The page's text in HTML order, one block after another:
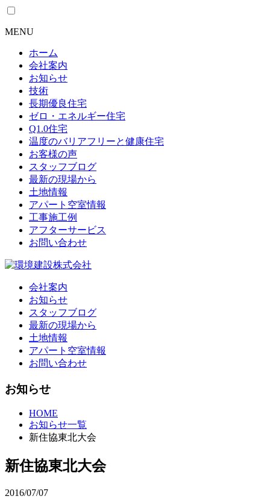
MENU
ホーム
会社案内
お知らせ
技術
長期優良住宅
ゼロ・エネルギー住宅
Q1.0住宅
温度のバリアフリーと健康住宅
お客様の声
スタッフブログ
最新の現場から
土地情報
アパート空室情報
工事施工例
アフターサービス
お問い合わせ
会社案内
お知らせ
スタッフブログ
最新の現場から
土地情報
アパート空室情報
お問い合わせ
お知らせ
HOME
お知らせ一覧
新住協東北大会
新住協東北大会
2016/07/07